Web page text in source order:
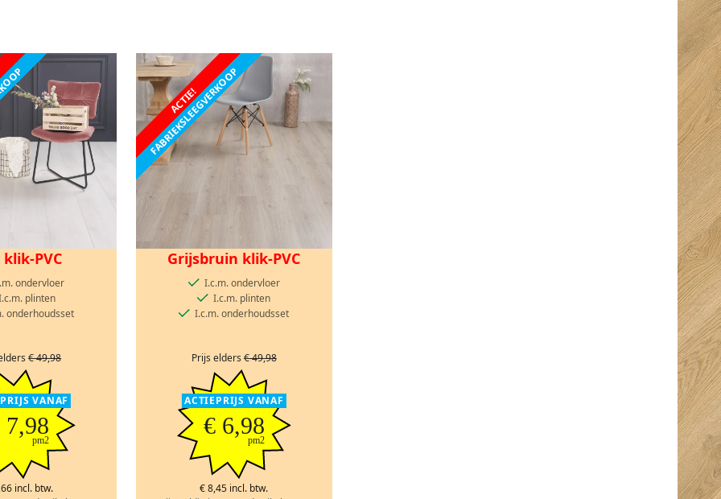
PVC
ondervloer
plinten
onderhoudsset
€ 49,98
VANAF
7,98
pm2
incl. btw.
ACTIE!
FABRIEKSLEEGVERKOOP
Grijsbruin klik-PVC
I.c.m. ondervloer
I.c.m. plinten
I.c.m. onderhoudsset
Prijs elders€ 49,98
ACTIEPRIJS VANAF
€ 6,98
pm2
€ 8,45 incl. btw.